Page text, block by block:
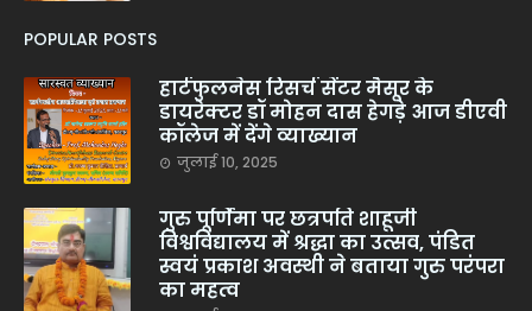
POPULAR POSTS
हार्टफुलनेस रिसर्च सेंटर मैसूर के
डायरेक्टर डॉ मोहन दास हेगड़े आज डीएवी
कॉलेज में देंगे व्याख्यान
जुलाई 10, 2025
गुरु पूर्णिमा पर छत्रपति शाहूजी
विश्वविद्यालय में श्रद्धा का उत्सव, पंडित
स्वयं प्रकाश अवस्थी ने बताया गुरु परंपरा
का महत्व